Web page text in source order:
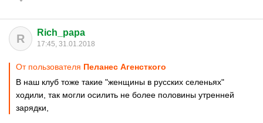
R Rich_papa
17:45, 31.01.2018
От пользователя Пеланес Агенсткого
В наш клуб тоже такие "женщины в русских селеньях"
ходили, так могли осилить не более половины утренней
зарядки,